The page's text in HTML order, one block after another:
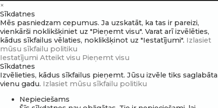
×
Sīkdatnes
Mēs pasniedzam cepumus. Ja uzskatāt, ka tas ir pareizi,
vienkārši noklikšķiniet uz "Pieņemt visu". Varat arī izvēlēties,
kādus sīkfailus vēlaties, noklikšķinot uz "Iestatījumi". Izlasiet
mūsu sīkfailu politiku
Iestatījumi Atteikt visu Pieņemt visu
Sīkdatnes
Izvēlieties, kādus sīkfailus pieņemt. Jūsu izvēle tiks saglabāta
vienu gadu. Izlasiet mūsu sīkfailu politiku
Nepieciešams